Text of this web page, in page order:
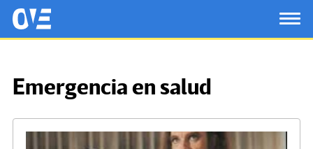
Saltar al contenido principal
OtrasVocesenEducacion.org
Emergencia en salud